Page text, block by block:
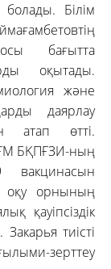
Білім
бағытта
оқытады.
және
даярлау
атап өтті.
БҚПҒЗИ-ның
вакцинасын
оқу орнының
қауіпсіздік
тиісті
зерттеу